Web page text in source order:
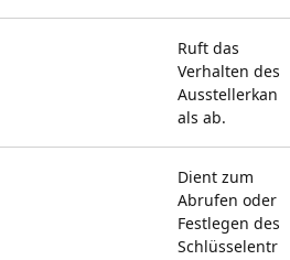
Ruft das
Verhalten des
Ausstellerkan
als ab.
Dient zum
Abrufen oder
Festlegen des
Schlüsselentr